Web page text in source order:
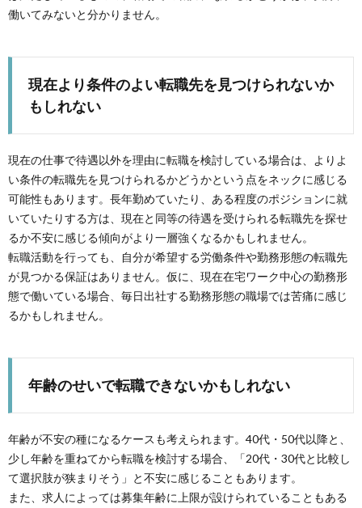
働いてみないと分かりません。
現在より条件のよい転職先を見つけられないか
もしれない
現在の仕事で待遇以外を理由に転職を検討している場合は、よりよ
い条件の転職先を見つけられるかどうかという点をネックに感じる
可能性もあります。長年勤めていたり、ある程度のポジションに就
いていたりする方は、現在と同等の待遇を受けられる転職先を探せ
るか不安に感じる傾向がより一層強くなるかもしれません。
転職活動を行っても、自分が希望する労働条件や勤務形態の転職先
が見つかる保証はありません。仮に、現在在宅ワーク中心の勤務形
態で働いている場合、毎日出社する勤務形態の職場では苦痛に感じ
るかもしれません。
年齢のせいで転職できないかもしれない
年齢が不安の種になるケースも考えられます。40代・50代以降と、
少し年齢を重ねてから転職を検討する場合、「20代・30代と比較し
て選択肢が狭まりそう」と不安に感じることもあります。
また、求人によっては募集年齢に上限が設けられていることもある